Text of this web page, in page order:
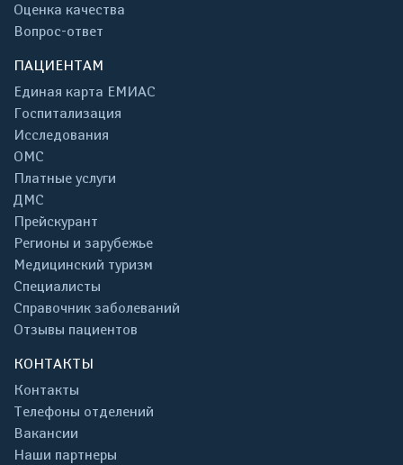
Оценка качества
Вопрос-ответ
ПАЦИЕНТАМ
Единая карта ЕМИАС
Госпитализация
Исследования
ОМС
Платные услуги
ДМС
Прейскурант
Регионы и зарубежье
Медицинский туризм
Специалисты
Справочник заболеваний
Отзывы пациентов
КОНТАКТЫ
Контакты
Телефоны отделений
Вакансии
Наши партнеры